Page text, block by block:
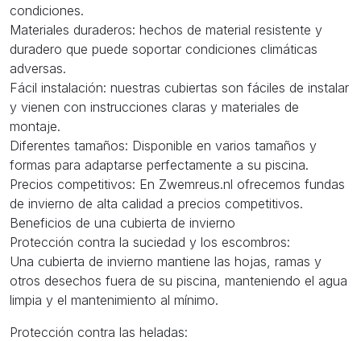
condiciones.
Materiales duraderos: hechos de material resistente y
duradero que puede soportar condiciones climáticas
adversas.
Fácil instalación: nuestras cubiertas son fáciles de instalar
y vienen con instrucciones claras y materiales de
montaje.
Diferentes tamaños: Disponible en varios tamaños y
formas para adaptarse perfectamente a su piscina.
Precios competitivos: En Zwemreus.nl ofrecemos fundas
de invierno de alta calidad a precios competitivos.
Beneficios de una cubierta de invierno
Protección contra la suciedad y los escombros:
Una cubierta de invierno mantiene las hojas, ramas y
otros desechos fuera de su piscina, manteniendo el agua
limpia y el mantenimiento al mínimo.
Protección contra las heladas: